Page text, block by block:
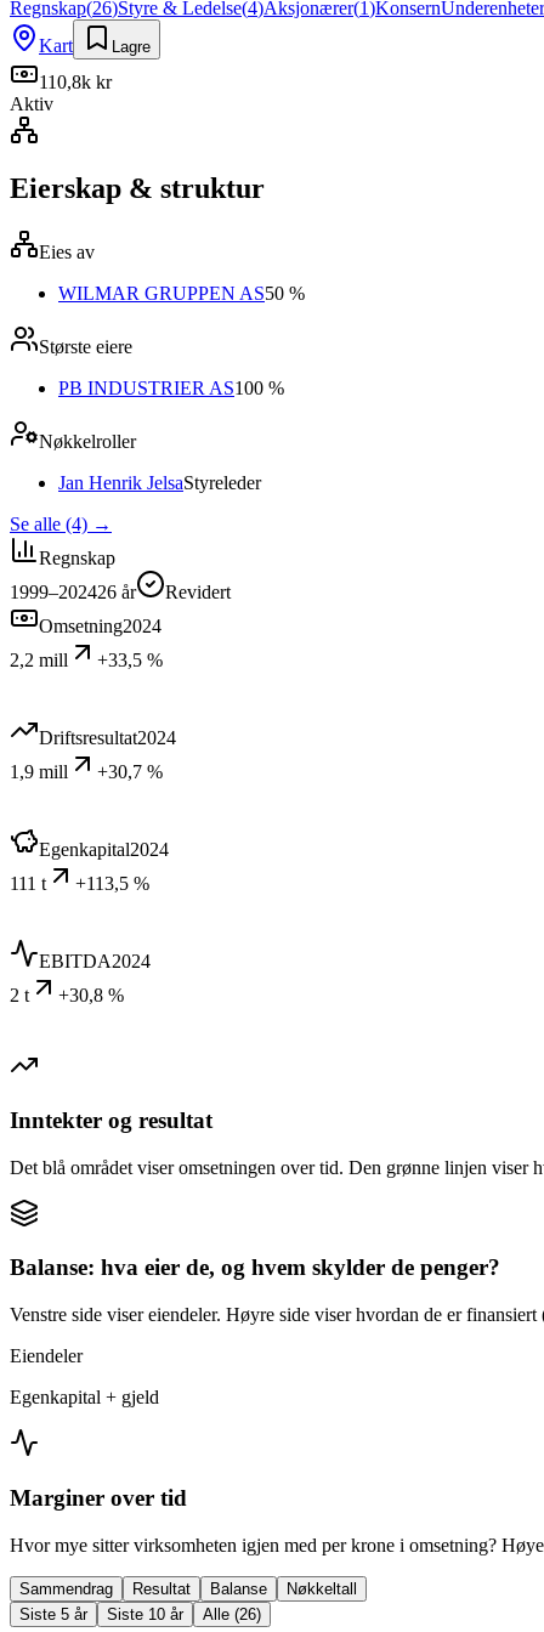
Regnskap(26)Styre & Ledelse(4)Aksjonærer(1)KonsernUnderenheter
Kart
Lagre
110,8k kr
Aktiv
Eierskap & struktur
Eies av
WILMAR GRUPPEN AS50 %
Største eiere
PB INDUSTRIER AS100 %
Nøkkelroller
Jan Henrik JelsaStyreleder
Se alle (4) →
Regnskap
1999–202426 år
Revidert
Omsetning2024
2,2 mill
+33,5 %
Driftsresultat2024
1,9 mill
+30,7 %
Egenkapital2024
111 t
+113,5 %
EBITDA2024
2 t
+30,8 %
Inntekter og resultat
Det blå området viser omsetningen over tid. Den grønne linjen viser
Balanse: hva eier de, og hvem skylder de penger?
Venstre side viser eiendeler. Høyre side viser hvordan de er
Eiendeler
Egenkapital + gjeld
Marginer over tid
Hvor mye sitter virksomheten igjen med per krone i omsetning?
Sammendrag Resultat Balanse
Nøkkeltall
Siste 5 år
Siste 10 år Alle (26)